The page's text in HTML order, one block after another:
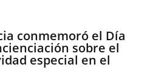
conmemoró el Día
sobre el
especial en el